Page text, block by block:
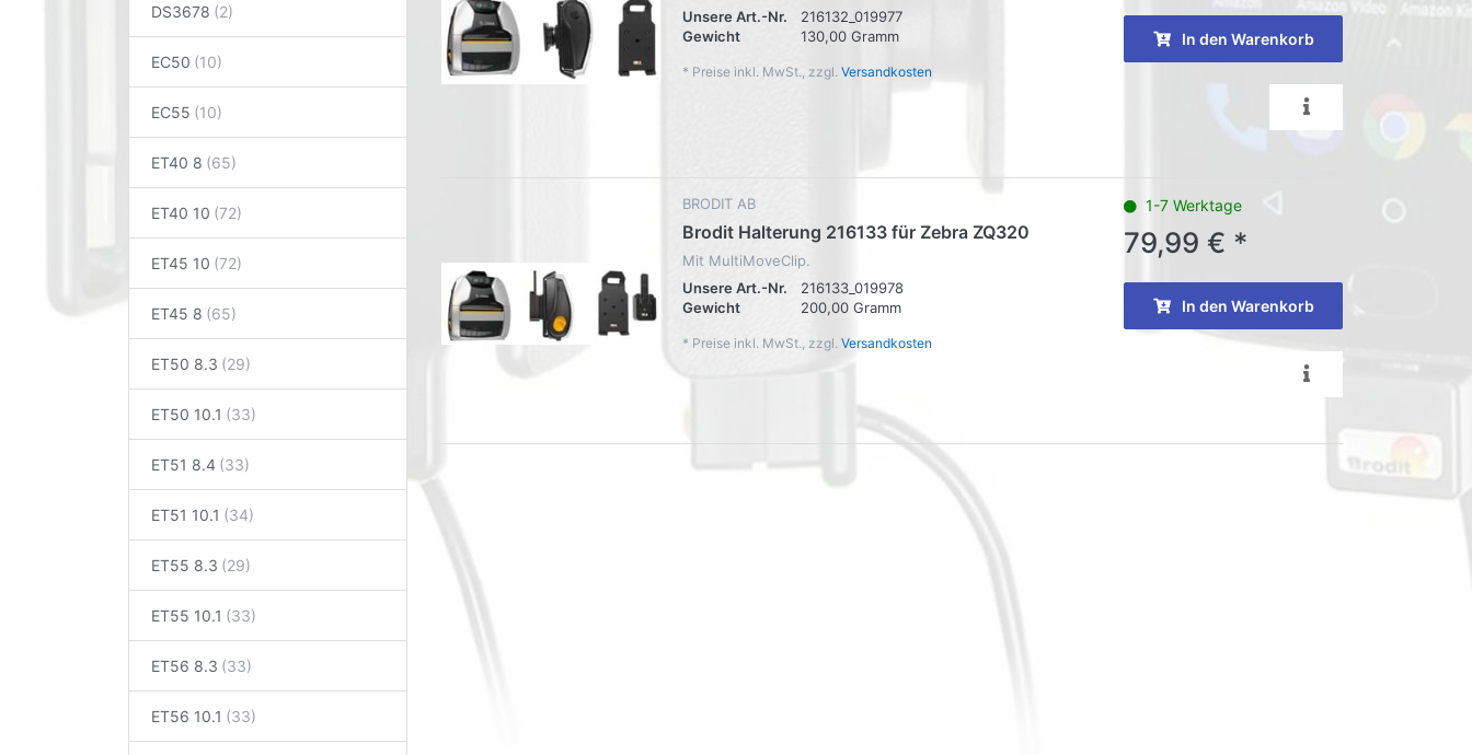
DS3678
EC50
EC55
ET40 8
ET40 10
ET45 10
ET45 8
ET50 8.3
ET50 10.1
ET51 8.4
ET51 10.1
ET55 8.3
ET55 10.1
ET56 8.3
ET56 10.1
Unsere Art.-Nr.
216132_019977
Gewicht
130,00 Gramm
* Preise inkl. MwSt., zzgl. Versandkosten
In den Warenkorb
BRODIT AB
Brodit Halterung 216133 für Zebra ZQ320
Mit MultiMoveClip.
Unsere Art.-Nr.
216133_019978
Gewicht
200,00 Gramm
* Preise inkl. MwSt., zzgl. Versandkosten
1-7 Werktage
79,99 € *
In den Warenkorb